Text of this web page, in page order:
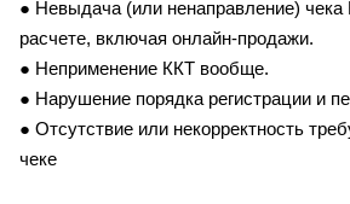
● Невыдача (или ненаправление)
расчете, включая онлайн-продажи.
● Неприменение ККТ вообще.
● Нарушение порядка регистрации и
● Отсутствие или некорректность
чеке